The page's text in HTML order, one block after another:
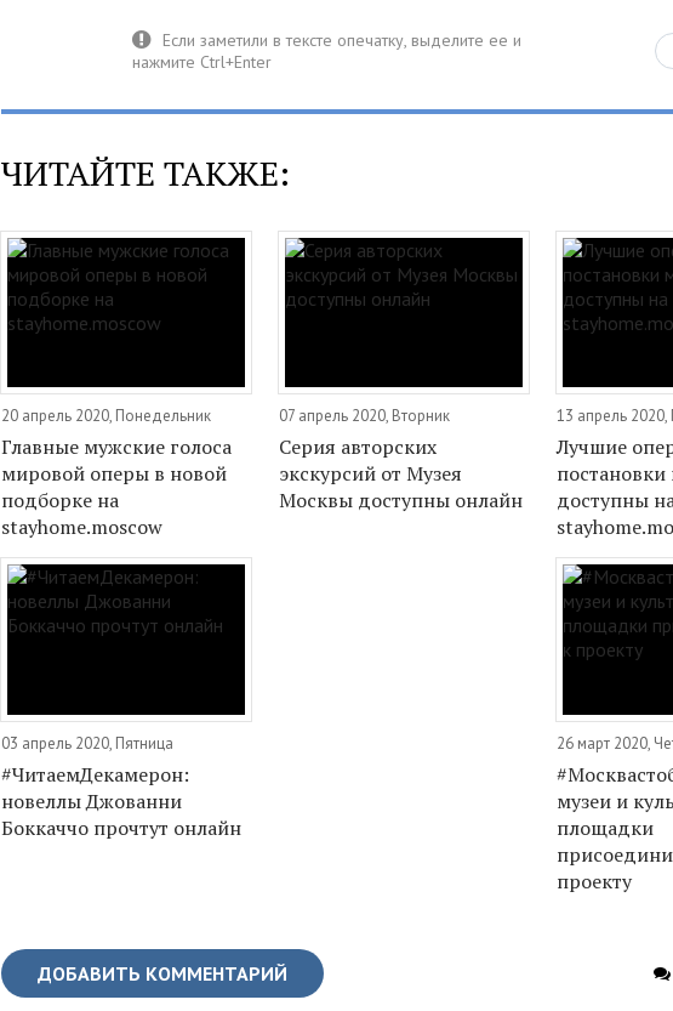
ЧИТАЙТЕ ТАКЖЕ:
20 апрель 2020, Понедельник
Главные мужские голоса
мировой оперы в новой
подборке на
stayhome.moscow
07 апрель 2020, Вторник
Серия авторских
экскурсий от Музея
Москвы доступны онлайн
13 апрель
Лучшие
доступны
03 апрель 2020, Пятница
#ЧитаемДекамерон:
новеллы Джованни
Боккаччо прочтут онлайн
26 март 2020,
музеи и
площадки
проекту
ДОБАВИТЬ КОММЕНТАРИЙ